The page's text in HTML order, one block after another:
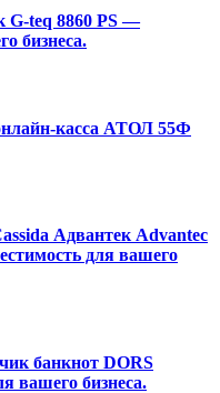
G-teq 8860 PS —
бизнеса.
касса АТОЛ 55Ф
Адвантек Advantec
для вашего
банкнот DORS
вашего бизнеса.